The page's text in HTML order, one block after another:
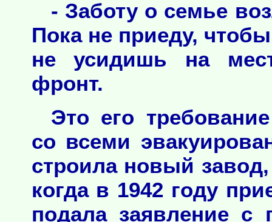
- Заботу о семье
Пока не приеду,
не усидишь на
фронт.
Это его
со всеми
строила новый
когда в 1942 году
подала заявление с